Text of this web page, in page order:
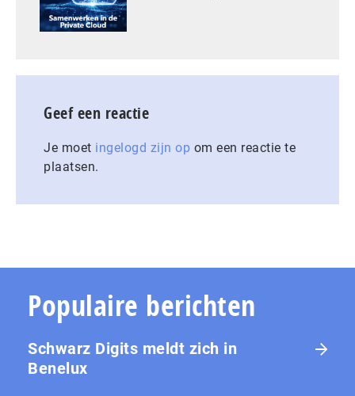
Geef een reactie
Je moet ingelogd zijn op om een reactie te
plaatsen.
Populaire berichten
Schwarz Digits meldt zich in
Benelux